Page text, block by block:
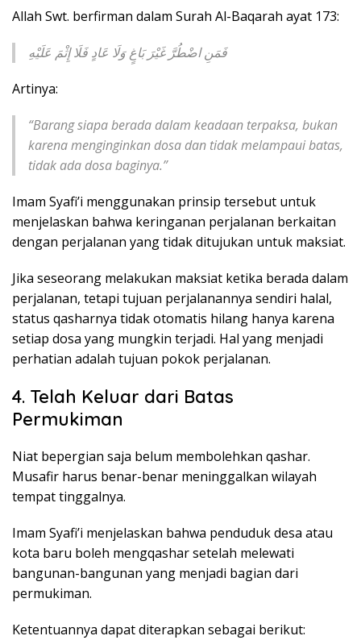
Allah Swt. berfirman dalam Surah Al-Baqarah ayat 173:
فَمَنِ اضْطُرَّ غَيْرَ بَاغٍ وَلَا عَادٍ فَلَا إِثْمَ عَلَيْهِ
Artinya:
“Barang siapa berada dalam keadaan terpaksa, bukan
karena menginginkan dosa dan tidak melampaui batas,
tidak ada dosa baginya.”
Imam Syafi’i menggunakan prinsip tersebut untuk
menjelaskan bahwa keringanan perjalanan berkaitan
dengan perjalanan yang tidak ditujukan untuk maksiat.
Jika seseorang melakukan maksiat ketika berada dalam
perjalanan, tetapi tujuan perjalanannya sendiri halal,
status qasharnya tidak otomatis hilang hanya karena
setiap dosa yang mungkin terjadi. Hal yang menjadi
perhatian adalah tujuan pokok perjalanan.
4. Telah Keluar dari Batas
Permukiman
Niat bepergian saja belum membolehkan qashar.
Musafir harus benar-benar meninggalkan wilayah
tempat tinggalnya.
Imam Syafi’i menjelaskan bahwa penduduk desa atau
kota baru boleh mengqashar setelah melewati
bangunan-bangunan yang menjadi bagian dari
permukiman.
Ketentuannya dapat diterapkan sebagai berikut: